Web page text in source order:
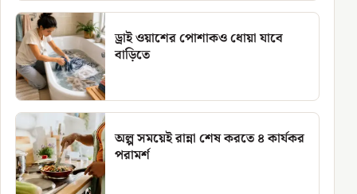
ড্রাই ওয়াশের পোশাকও ধোয়া যাবে
বাড়িতে
অল্প সময়েই রান্না শেষ করতে ৪ কার্যকর
পরামর্শ